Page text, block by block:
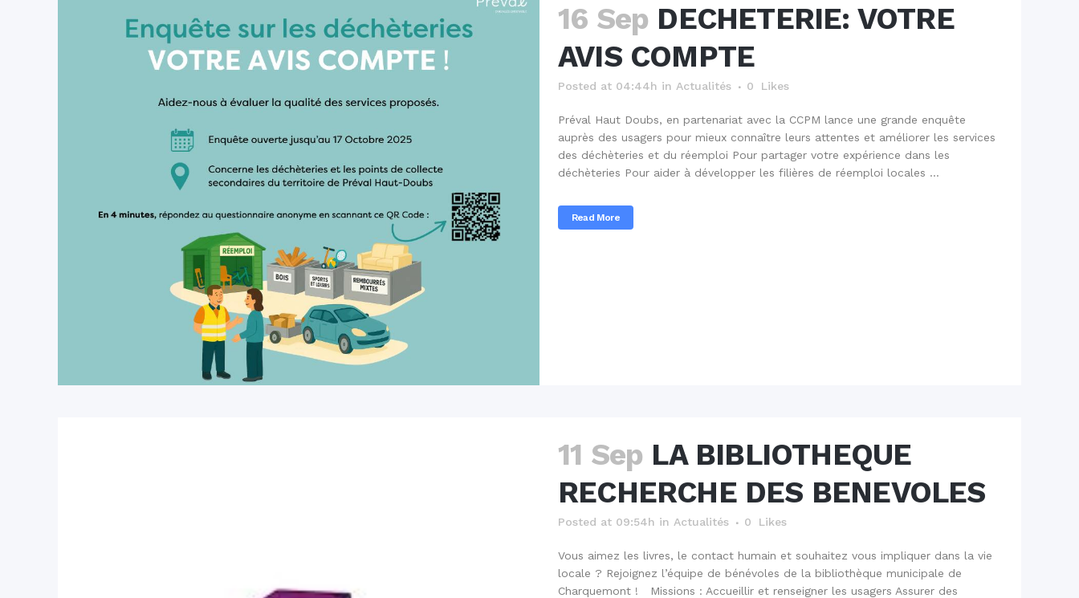
16 Sep DECHETERIE: VOTRE
AVIS COMPTE
Posted at 04:44h in Actualités 0 Likes
Préval Haut Doubs, en partenariat avec la CCPM lance une grande enquête
auprès des usagers pour mieux connaître leurs attentes et améliorer les services
des déchèteries et du réemploi Pour partager votre expérience dans les
déchèteries Pour aider à développer les filières de réemploi locales ...
Read More
11 Sep LA BIBLIOTHEQUE
RECHERCHE DES BENEVOLES
Posted at 09:54h in Actualités 0 Likes
Vous aimez les livres, le contact humain et souhaitez vous impliquer dans la vie
locale ? Rejoignez l’équipe de bénévoles de la bibliothèque municipale de
Charquemont ! Missions : Accueillir et renseigner les usagers Assurer des